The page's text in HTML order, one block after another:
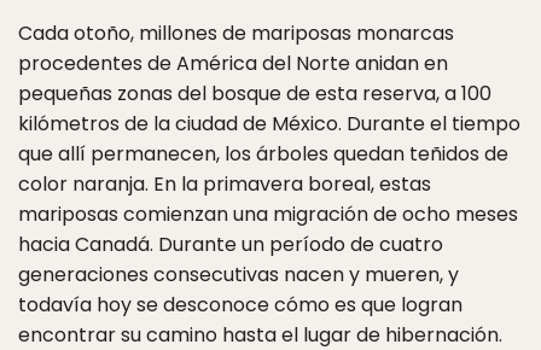
Cada otoño, millones de mariposas monarcas
procedentes de América del Norte anidan en
pequeñas zonas del bosque de esta reserva, a 100
kilómetros de la ciudad de México. Durante el tiempo
que allí permanecen, los árboles quedan teñidos de
color naranja. En la primavera boreal, estas
mariposas comienzan una migración de ocho meses
hacia Canadá. Durante un período de cuatro
generaciones consecutivas nacen y mueren, y
todavía hoy se desconoce cómo es que logran
encontrar su camino hasta el lugar de hibernación.